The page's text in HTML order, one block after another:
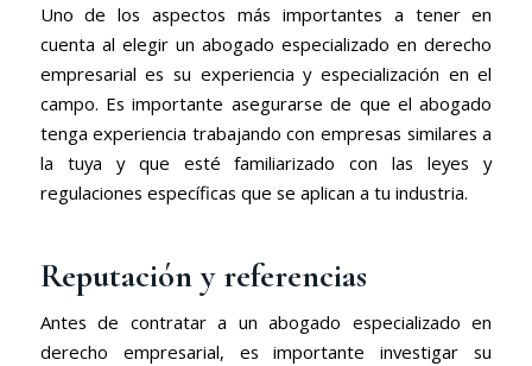
Uno de los aspectos más importantes a tener en
cuenta al elegir un abogado especializado en derecho
empresarial es su experiencia y especialización en el
campo. Es importante asegurarse de que el abogado
tenga experiencia trabajando con empresas similares a
la tuya y que esté familiarizado con las leyes y
regulaciones específicas que se aplican a tu industria.
Reputación y referencias
Antes de contratar a un abogado especializado en
derecho empresarial, es importante investigar su